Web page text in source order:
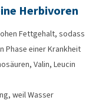
Herbivoren
Fettgehalt, sodass
Phase einer Krankheit
Valin, Leucin
weil Wasser